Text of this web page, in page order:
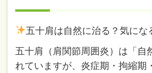
五十肩は自然に治る？気にな
五十肩（肩関節周囲炎）は「自
れていますが、炎症期・拘縮期